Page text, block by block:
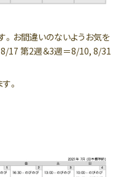
。お間違いのないようお気を
8/17 第2週＆3週＝8/10, 8/31
。